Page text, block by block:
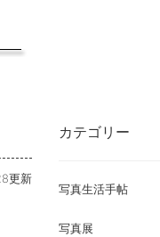
カテゴリー
写真生活手帖
写真展
更新